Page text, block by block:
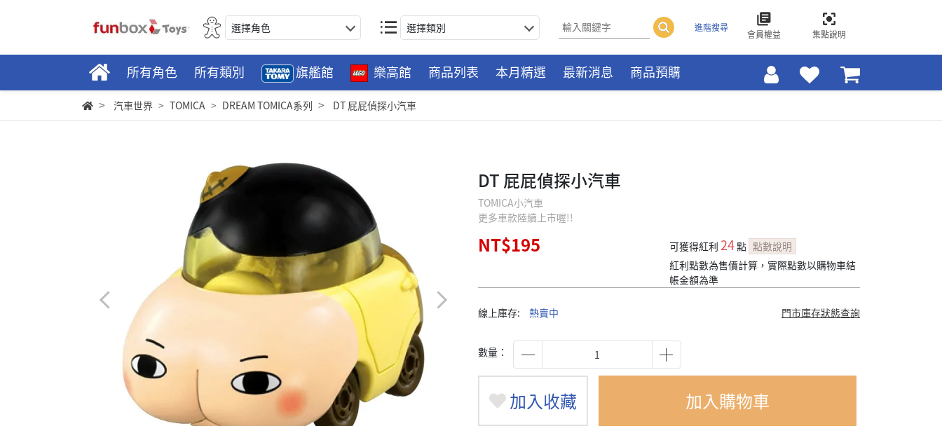
選擇角色 選擇類別 進階搜尋
會員權益 集點說明
所有角色 所有類別 旗艦館 樂高館 商品列表 本月精選 最新消息 商品預購
汽車世界 TOMICA DREAM TOMICA系列 DT 屁屁偵探小汽車
DT 屁屁偵探小汽車
TOMICA小汽車
更多車款陸續上市喔!!
NT$195 可獲得紅利 24點 點數說明
紅利點數為售價計算，實際點數以購物車結
帳金額為準
線上庫存: 熱賣中 門市庫存狀態查詢
數量：
加入收藏 加入購物車